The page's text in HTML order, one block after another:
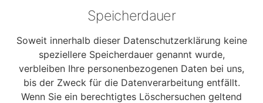
Speicherdauer
Soweit innerhalb dieser Datenschutzerklärung keine
speziellere Speicherdauer genannt wurde,
verbleiben Ihre personenbezogenen Daten bei uns,
bis der Zweck für die Datenverarbeitung entfällt.
Wenn Sie ein berechtigtes Löschersuchen geltend